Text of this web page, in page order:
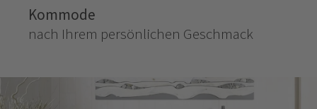
Kommode
nach Ihrem persönlichen Geschmack